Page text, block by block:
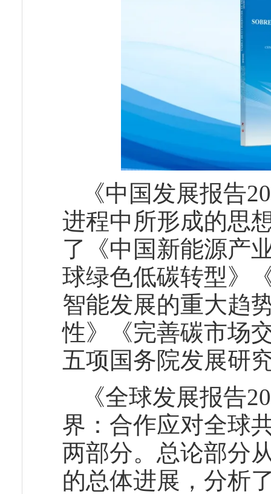
《中国发展报告
进程中所形成的思
了《中国新能源产
球绿色低碳转型》
智能发展的重大趋
性》《完善碳市场
五项国务院发展研
《全球发展报告
界：合作应对全球
两部分。总论部分
的总体进展，分析